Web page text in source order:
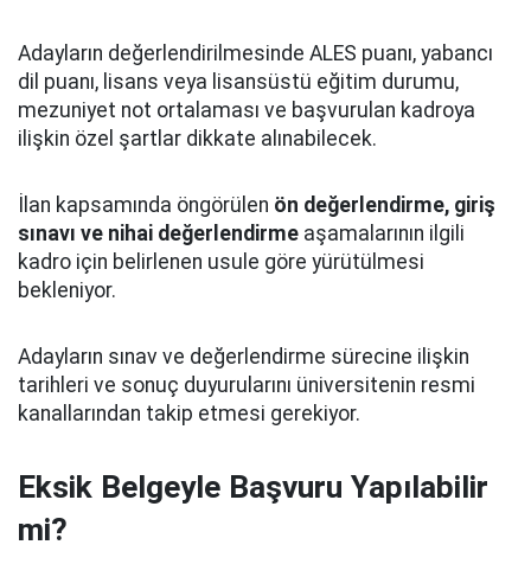
Adayların değerlendirilmesinde ALES puanı, yabancı
dil puanı, lisans veya lisansüstü eğitim durumu,
mezuniyet not ortalaması ve başvurulan kadroya
ilişkin özel şartlar dikkate alınabilecek.
İlan kapsamında öngörülen ön değerlendirme, giriş
sınavı ve nihai değerlendirme aşamalarının ilgili
kadro için belirlenen usule göre yürütülmesi
bekleniyor.
Adayların sınav ve değerlendirme sürecine ilişkin
tarihleri ve sonuç duyurularını üniversitenin resmi
kanallarından takip etmesi gerekiyor.
Eksik Belgeyle Başvuru Yapılabilir
mi?